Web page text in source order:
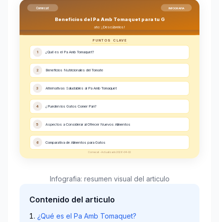
Comecat INFOGRAFIA
Beneficios del Pa Amb Tomaquet para tu G
ato: ¡Descúbrelos!
PUNTOS CLAVE
1 ¿Qué es el Pa Amb Tomaquet?
2 Beneficios Nutricionales del Tomate
3 Alternativas Saludables al Pa Amb Tomaquet
4 ¿Pueden los Gatos Comer Pan?
5 Aspectos a Considerar al Ofrecer Nuevos Alimentos
6 Comparativa de Alimentos para Gatos
Comecat - Actualizado 2026-04-02
Infografia: resumen visual del articulo
Contenido del articulo
¿Qué es el Pa Amb Tomaquet?